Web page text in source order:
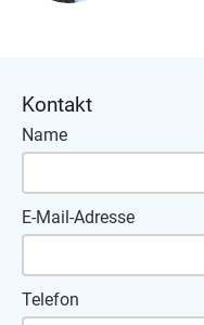
Kontakt
Name
E-Mail-Adresse
Telefon